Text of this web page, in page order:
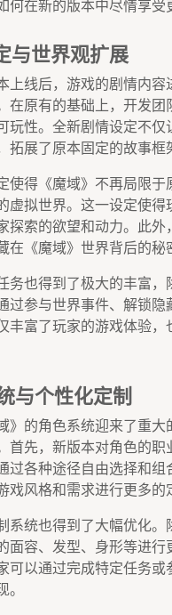
何在新的版本中尽情享受
与世界观扩展
上线后，游戏的剧情内
在原有的基础上，开发
玩性。全新剧情设定不
拓展了原本固定的故事框
使得《魔域》不再局限
虚拟世界。这一设定使
探索的欲望和动力。此
在《魔域》世界背后的秘
务也得到了极大的丰富
过参与世界事件、解锁
丰富了玩家的游戏体验
与个性化定制
》的角色系统迎来了重
首先，新版本对角色的
过各种途径自由选择和
戏风格和需求进行更多的
系统也得到了大幅优化
面容、发型、身形等进
可以通过完成特定任务